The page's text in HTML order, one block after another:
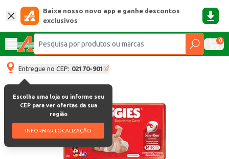
Baixe nosso novo app e ganhe descontos
exclusivos
0
Entregue no CEP: 02170-901
Escolha uma loja ou informe seu
CEP para ver ofertas da sua
região
INFORMAR LOCALIZAÇÃO